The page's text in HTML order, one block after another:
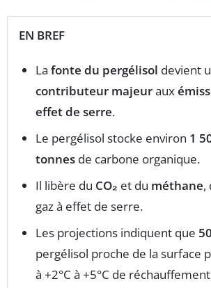
EN BREF
La fonte du pergélisol devient
contributeur majeuraux
effet de serre.
Le pergélisol stocke environ 1
tonnes de carbone organique.
Il libère du CO₂ et du méthane,
gaz à effet de serre.
Les projections indiquent que
pergélisol proche de la surface
à +2°C à +5°C de